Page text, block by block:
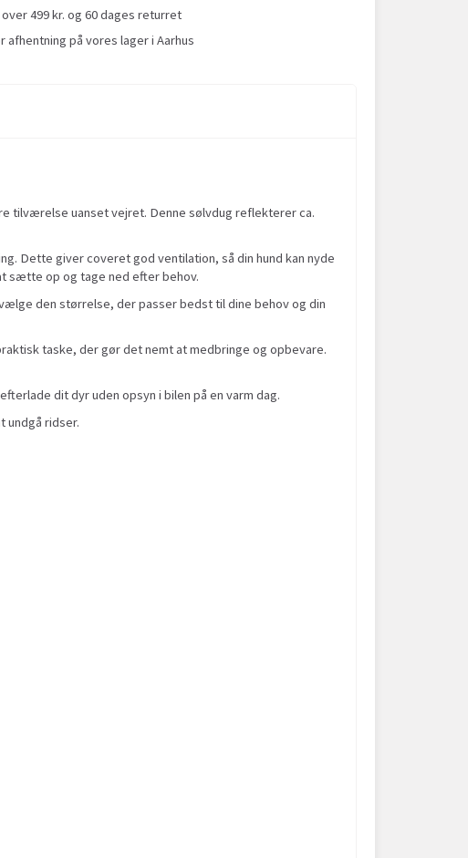
499 kr. og 60 dages returret
afhentning på vores lager i Aarhus
tilværelse uanset vejret. Denne sølvdug reflekterer ca.
Dette giver coveret god ventilation, så din hund kan nyde
sætte op og tage ned efter behov.
den størrelse, der passer bedst til dine behov og din
taske, der gør det nemt at medbringe og opbevare.
dit dyr uden opsyn i bilen på en varm dag.
undgå ridser.